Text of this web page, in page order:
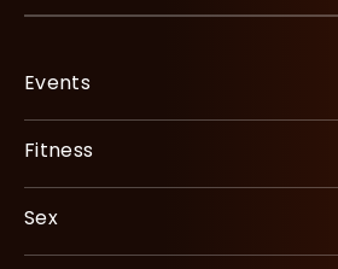
Events
Fitness
Sex